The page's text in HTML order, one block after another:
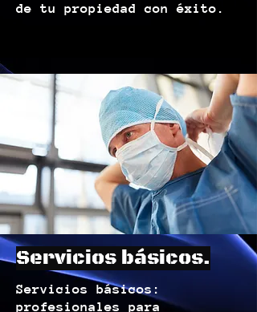
de tu propiedad con éxito.
Servicios básicos.
Servicios básicos:
profesionales para